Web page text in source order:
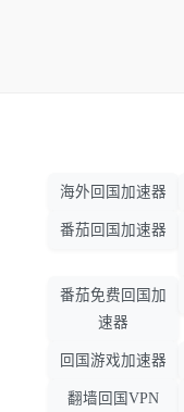
海外回国加速器
番茄回国加速器
番茄免费回国加
速器
回国游戏加速器
翻墙回国VPN